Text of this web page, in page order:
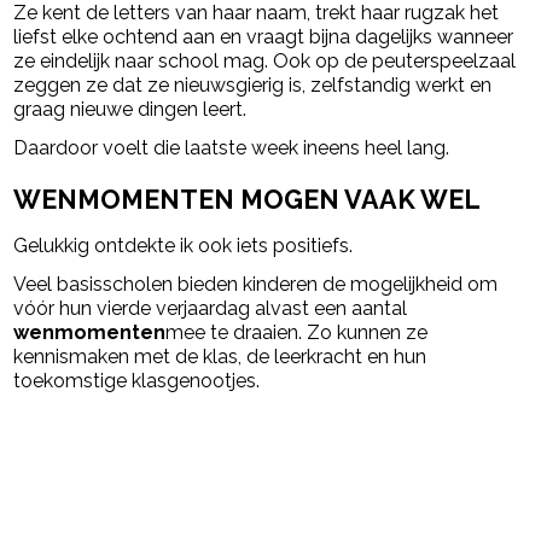
Ze kent de letters van haar naam, trekt haar rugzak het
liefst elke ochtend aan en vraagt bijna dagelijks wanneer
ze eindelijk naar school mag. Ook op de peuterspeelzaal
zeggen ze dat ze nieuwsgierig is, zelfstandig werkt en
graag nieuwe dingen leert.
Daardoor voelt die laatste week ineens heel lang.
WENMOMENTEN MOGEN VAAK WEL
Gelukkig ontdekte ik ook iets positiefs.
Veel basisscholen bieden kinderen de mogelijkheid om
vóór hun vierde verjaardag alvast een aantal
wenmomentenmee te draaien. Zo kunnen ze
kennismaken met de klas, de leerkracht en hun
toekomstige klasgenootjes.